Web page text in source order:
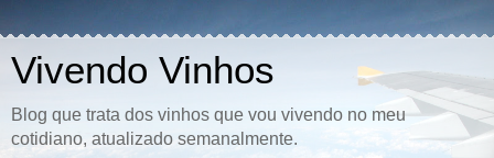
Vivendo Vinhos
Blog que trata dos vinhos que vou vivendo no meu
cotidiano, atualizado semanalmente.